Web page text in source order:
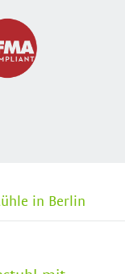
in Berlin